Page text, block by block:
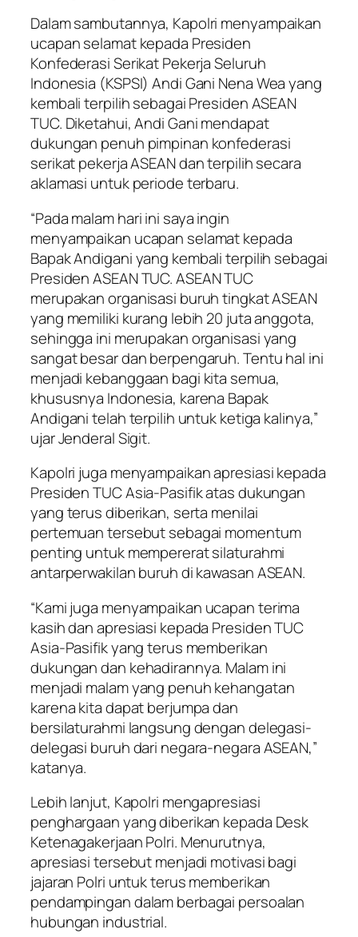
Dalam sambutannya, Kapolri menyampaikan
ucapan selamat kepada Presiden
Konfederasi Serikat Pekerja Seluruh
Indonesia (KSPSI) Andi Gani Nena Wea yang
kembali terpilih sebagai Presiden ASEAN
TUC. Diketahui, Andi Gani mendapat
dukungan penuh pimpinan konfederasi
serikat pekerja ASEAN dan terpilih secara
aklamasi untuk periode terbaru.
“Pada malam hari ini saya ingin
menyampaikan ucapan selamat kepada
Bapak Andigani yang kembali terpilih sebagai
Presiden ASEAN TUC. ASEAN TUC
merupakan organisasi buruh tingkat ASEAN
yang memiliki kurang lebih 20 juta anggota,
sehingga ini merupakan organisasi yang
sangat besar dan berpengaruh. Tentu hal ini
menjadi kebanggaan bagi kita semua,
khususnya Indonesia, karena Bapak
Andigani telah terpilih untuk ketiga kalinya,”
ujar Jenderal Sigit.
Kapolri juga menyampaikan apresiasi kepada
Presiden TUC Asia-Pasifik atas dukungan
yang terus diberikan, serta menilai
pertemuan tersebut sebagai momentum
penting untuk mempererat silaturahmi
antarperwakilan buruh di kawasan ASEAN.
“Kami juga menyampaikan ucapan terima
kasih dan apresiasi kepada Presiden TUC
Asia-Pasifik yang terus memberikan
dukungan dan kehadirannya. Malam ini
menjadi malam yang penuh kehangatan
karena kita dapat berjumpa dan
bersilaturahmi langsung dengan delegasi-
delegasi buruh dari negara-negara ASEAN,”
katanya.
Lebih lanjut, Kapolri mengapresiasi
penghargaan yang diberikan kepada Desk
Ketenagakerjaan Polri. Menurutnya,
apresiasi tersebut menjadi motivasi bagi
jajaran Polri untuk terus memberikan
pendampingan dalam berbagai persoalan
hubungan industrial.